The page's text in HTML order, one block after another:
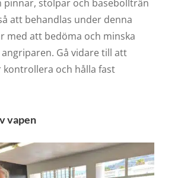
pinnar, stolpar och basebollträn
att behandlas under denna
med att bedöma och minska
Gå vidare till att
kontrollera och hålla fast
vapen